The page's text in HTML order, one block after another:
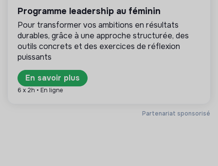
transformation écologique et solidaire.
Plus d'informations
Site internet
< 15 personnes
Partenariat sponsorisé
Programme leadership au féminin
Pour transformer vos ambitions en résultats
durables, grâce à une approche structurée, des
outils concrets et des exercices de réflexion
puissants
En savoir plus
6 x 2h • En ligne